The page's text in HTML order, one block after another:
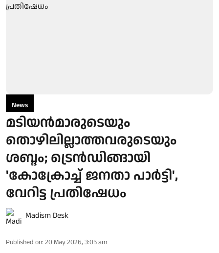
News
മടിയന്‍മാരുടെയും
തൊഴിലില്ലാത്തവരുടെയും
ശബ്ദം; ട്രെൻഡിങ്ങായി
'കോക്രോച്ച് ജനതാ പാർട്ടി',
വേറിട്ട പ്രതിഷേധം
Madism Desk
Published on: 20 May 2026, 3:05 am